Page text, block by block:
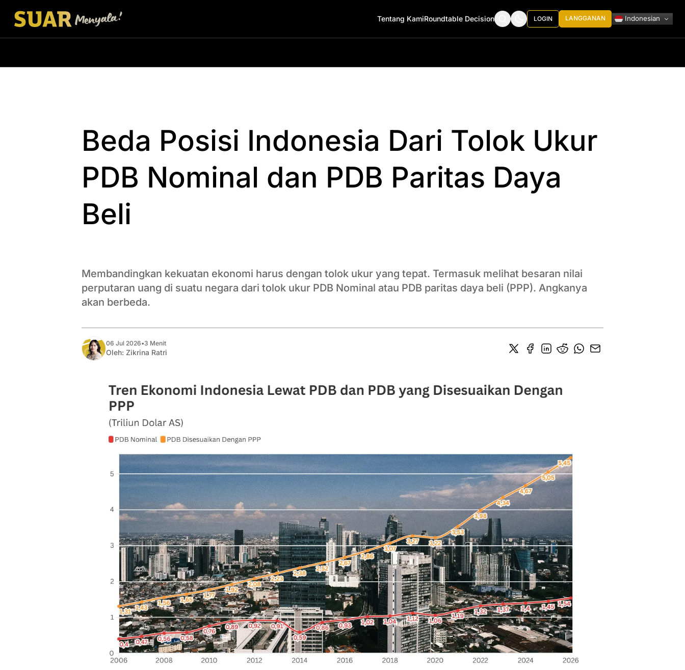
Tentang KamiRoundtable Decision LOGIN LANGGANAN Indonesian
Beda Posisi Indonesia Dari Tolok Ukur
PDB Nominal dan PDB Paritas Daya
Beli
Membandingkan kekuatan ekonomi harus dengan tolok ukur yang tepat. Termasuk melihat besaran nilai
perputaran uang di suatu negara dari tolok ukur PDB Nominal atau PDB paritas daya beli (PPP). Angkanya
akan berbeda.
06 Jul 2026•3 Menit
Oleh: Zikrina Ratri